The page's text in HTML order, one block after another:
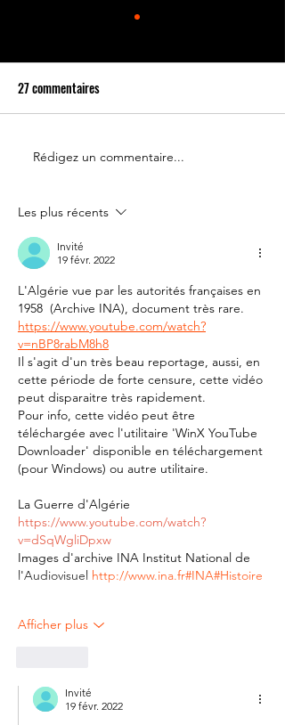
Le 14 juillet doit rester une
27 commentaires
Rédigez un commentaire...
Les plus récents
Invité
19 févr. 2022
L'Algérie vue par les autorités françaises en
1958  (Archive INA), document très rare.
https://www.youtube.com/watch?
v=nBP8rabM8h8
Il s'agit d'un très beau reportage, aussi, en
cette période de forte censure, cette vidéo
peut disparaitre très rapidement.
Pour info, cette vidéo peut être
téléchargée avec l'utilitaire 'WinX YouTube
Downloader' disponible en téléchargement
(pour Windows) ou autre utilitaire.
La Guerre d'Algérie
https://www.youtube.com/watch?
v=dSqWgliDpxw
Images d'archive INA Institut National de
l'Audiovisuel http://www.ina.fr#INA#Histoire
Afficher plus
Invité
19 févr. 2022